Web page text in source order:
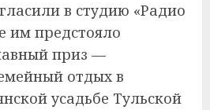
в студию «Радио
им предстояло
приз —
отдых в
усадьбе Тульской